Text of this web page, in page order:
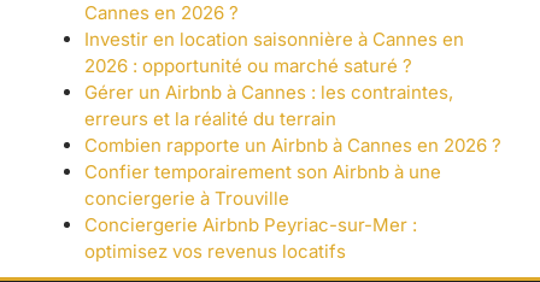
Cannes en 2026 ?
Investir en location saisonnière à Cannes en
2026 : opportunité ou marché saturé ?
Gérer un Airbnb à Cannes : les contraintes,
erreurs et la réalité du terrain
Combien rapporte un Airbnb à Cannes en 2026 ?
Confier temporairement son Airbnb à une
conciergerie à Trouville
Conciergerie Airbnb Peyriac-sur-Mer :
optimisez vos revenus locatifs